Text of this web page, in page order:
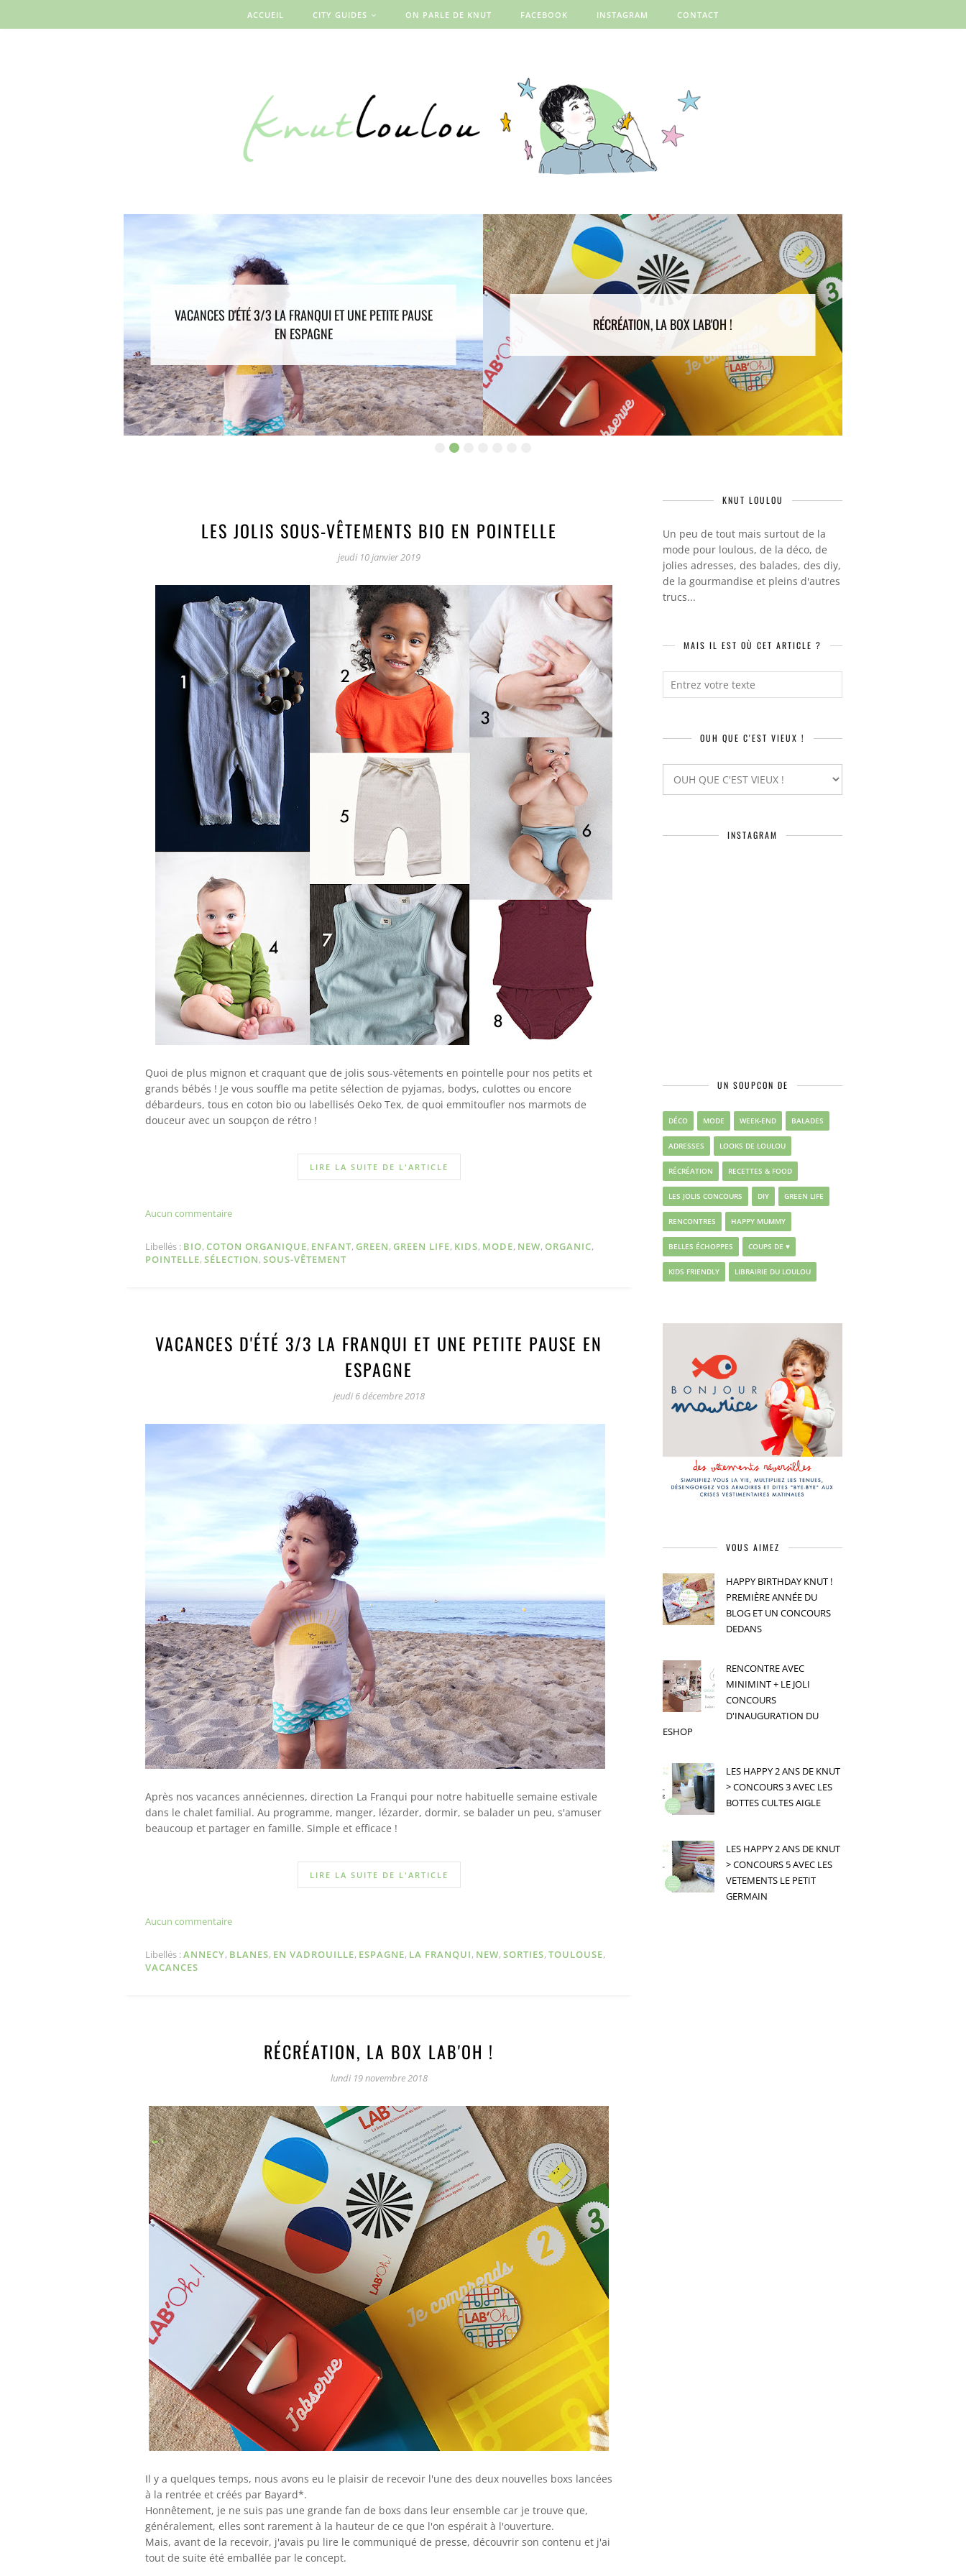
ACCUEIL CITY GUIDES ON PARLE DE KNUT FACEBOOK INSTAGRAM CONTACT
VACANCES D'ÉTÉ 3/3 LA FRANQUI ET UNE PETITE PAUSE
EN ESPAGNE
RÉCRÉATION, LA BOX LAB'OH !
LES JOLIS SOUS-VÊTEMENTS BIO EN POINTELLE
jeudi 10 janvier 2019
Quoi de plus mignon et craquant que de jolis sous-vêtements en pointelle pour nos petits et
grands bébés ! Je vous souffle ma petite sélection de pyjamas, bodys, culottes ou encore
débardeurs, tous en coton bio ou labellisés Oeko Tex, de quoi emmitoufler nos marmots de
douceur avec un soupçon de rétro !
LIRE LA SUITE DE L'ARTICLE
Aucun commentaire
Libellés : BIO,COTON ORGANIQUE, ENFANT,GREEN,GREEN LIFE, KIDS, MODE, NEW,ORGANIC,
POINTELLE,SÉLECTION,SOUS-VÊTEMENT
VACANCES D'ÉTÉ 3/3 LA FRANQUI ET UNE PETITE PAUSE EN
ESPAGNE
jeudi 6 décembre 2018
Après nos vacances annéciennes, direction La Franqui pour notre habituelle semaine estivale
dans le chalet familial. Au programme, manger, lézarder, dormir, se balader un peu, s'amuser
beaucoup et partager en famille. Simple et efficace !
LIRE LA SUITE DE L'ARTICLE
Aucun commentaire
Libellés :ANNECY, BLANES, EN VADROUILLE, ESPAGNE, LA FRANQUI, NEW,SORTIES,TOULOUSE,
VACANCES
RÉCRÉATION, LA BOX LAB'OH !
lundi 19 novembre 2018
Il y a quelques temps, nous avons eu le plaisir de recevoir l'une des deux nouvelles boxs lancées
à la rentrée et créés par Bayard*.
Honnêtement, je ne suis pas une grande fan de boxs dans leur ensemble car je trouve que,
généralement, elles sont rarement à la hauteur de ce que l'on espérait à l'ouverture.
Mais, avant de la recevoir, j'avais pu lire le communiqué de presse, découvrir son contenu et j'ai
tout de suite été emballée par le concept.
KNUT LOULOU
Un peu de tout mais surtout de la
mode pour loulous, de la déco, de
jolies adresses, des balades, des diy,
de la gourmandise et pleins d'autres
trucs...
MAIS IL EST OÙ CET ARTICLE ?
OUH QUE C'EST VIEUX !
INSTAGRAM
UN SOUPCON DE
DÉCO MODE WEEK-END BALADES
ADRESSES LOOKS DE LOULOU
RÉCRÉATION RECETTES & FOOD
LES JOLIS CONCOURS DIY GREEN LIFE
RENCONTRES HAPPY MUMMY
BELLES ÉCHOPPES COUPS DE ♥
KIDS FRIENDLY LIBRAIRIE DU LOULOU
VOUS AIMEZ
HAPPY BIRTHDAY KNUT !
PREMIÈRE ANNÉE DU
BLOG ET UN CONCOURS
DEDANS
RENCONTRE AVEC
MINIMINT + LE JOLI
CONCOURS
D'INAUGURATION DU
ESHOP
LES HAPPY 2 ANS DE KNUT
> CONCOURS 3 AVEC LES
BOTTES CULTES AIGLE
LES HAPPY 2 ANS DE KNUT
> CONCOURS 5 AVEC LES
VETEMENTS LE PETIT
GERMAIN